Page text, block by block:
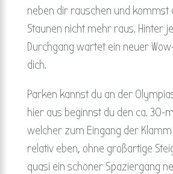
neben dir rauschen und kommst
Staunen nicht mehr raus. Hinter
Durchgang wartet ein neuer
dich.
Parken kannst du an der
hier aus beginnst du den ca. 30-
welcher zum Eingang der
relativ eben, ohne großartige
quasi ein schöner Spaziergang